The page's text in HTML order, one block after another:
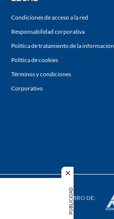
close
PUBLICIDAD
Condiciones de acceso a la red
Responsabilidad corporativa
Política de tratamiento de la información
Política de cookies
Términos y condiciones
Corporativo
in
MIEMBRO DE: